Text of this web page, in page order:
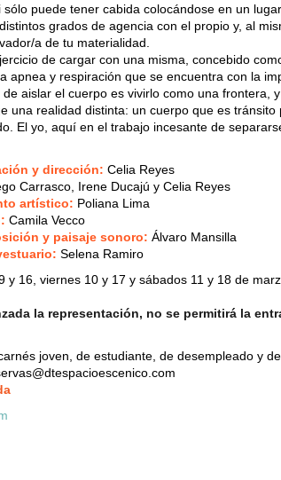
puede tener cabida colocándose en un
grados de agencia con el propio y, al
a de tu materialidad.
de cargar con una misma, concebido
apnea y respiración que se encuentra con la
aislar el cuerpo es vivirlo como una frontera,
una realidad distinta: un cuerpo que es
El yo, aquí en el trabajo incesante de
y dirección: Celia Reyes
Carrasco, Irene Ducajú y Celia Reyes
artístico: Poliana Lima
Camila Vecco
y paisaje sonoro: Álvaro Mansilla
Selena Ramiro
y 16, viernes 10 y 17 y sábados 11 y 18 de
la representación, no se permitirá la
joven, de estudiante, de desempleado y